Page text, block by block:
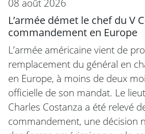
08 août 2026
L’armée démet le chef du V
commandement en Europe
L’armée américaine vient de
remplacement du général en
en Europe, à moins de deux
officielle de son mandat. Le
Charles Costanza a été relevé
commandement, une décision